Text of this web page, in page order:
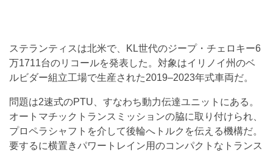
ステランティスは北米で、KL世代のジープ・チェロキー6
万1711台のリコールを発表した。対象はイリノイ州のベ
ルビダー組立工場で生産された2019–2023年式車両だ。
問題は2速式のPTU、すなわち動力伝達ユニットにある。
オートマチックトランスミッションの脇に取り付けられ、
プロペラシャフトを介して後輪へトルクを伝える機構だ。
要するに横置きパワートレイン用のコンパクトなトランス